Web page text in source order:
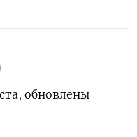
обновлены